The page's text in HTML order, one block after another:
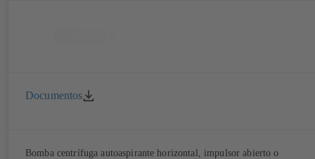
Documentos
Bomba centrífuga autoaspirante horizontal, impulsor abierto o